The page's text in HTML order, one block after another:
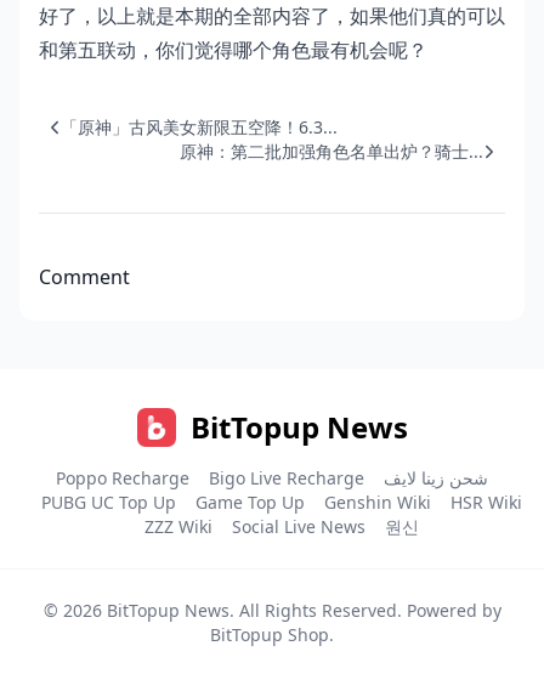
好了，以上就是本期的全部内容了，如果他们真的可以
和第五联动，你们觉得哪个角色最有机会呢？
「原神」古风美女新限五空降！6.3...
原神：第二批加强角色名单出炉？骑士...
Comment
BitTopup News
Poppo Recharge Bigo Live Recharge
شحن زينا لايف
PUBG UC Top Up
Game Top Up Genshin Wiki
HSR Wiki
ZZZ Wiki
Social Live News 원신
© 2026 BitTopup News. All Rights Reserved. Powered by
BitTopup Shop.